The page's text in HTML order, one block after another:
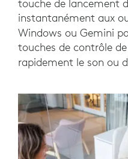
touche de lancement
instantanément aux
Windows ou Gemini
touches de contrôle
rapidement le son ou